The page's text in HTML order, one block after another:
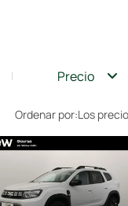
Precio
Ordenar por:Los